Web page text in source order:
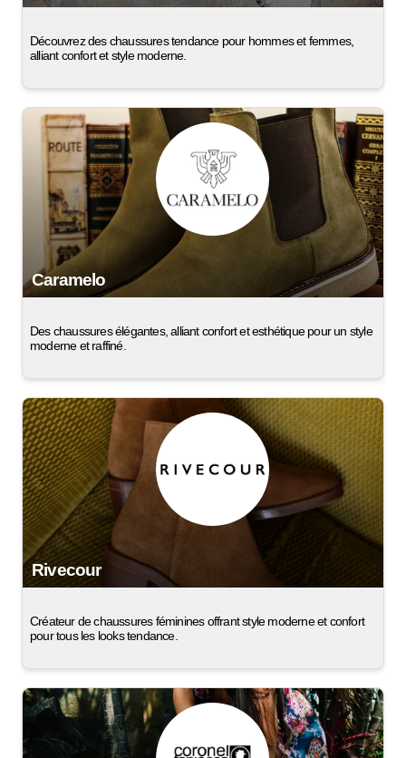
Découvrez des chaussures tendance pour hommes et femmes,
alliant confort et style moderne.
Caramelo
Des chaussures élégantes, alliant confort et esthétique pour un style
moderne et raffiné.
Rivecour
Créateur de chaussures féminines offrant style moderne et confort
pour tous les looks tendance.